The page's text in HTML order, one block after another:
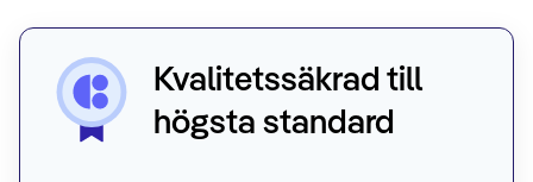
Kvalitetssäkrad till
högsta standard